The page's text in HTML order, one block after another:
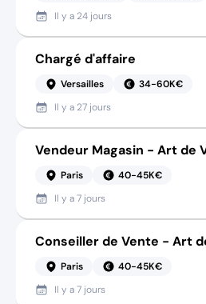
Il y a 24 jours
Chargé d'affaire
Versailles
34-60K€
Il y a 27 jours
Vendeur Magasin - Art de
Paris
40-45K€
Il y a7 jours
Conseiller de Vente - Art
Paris
40-45K€
Il y a7 jours